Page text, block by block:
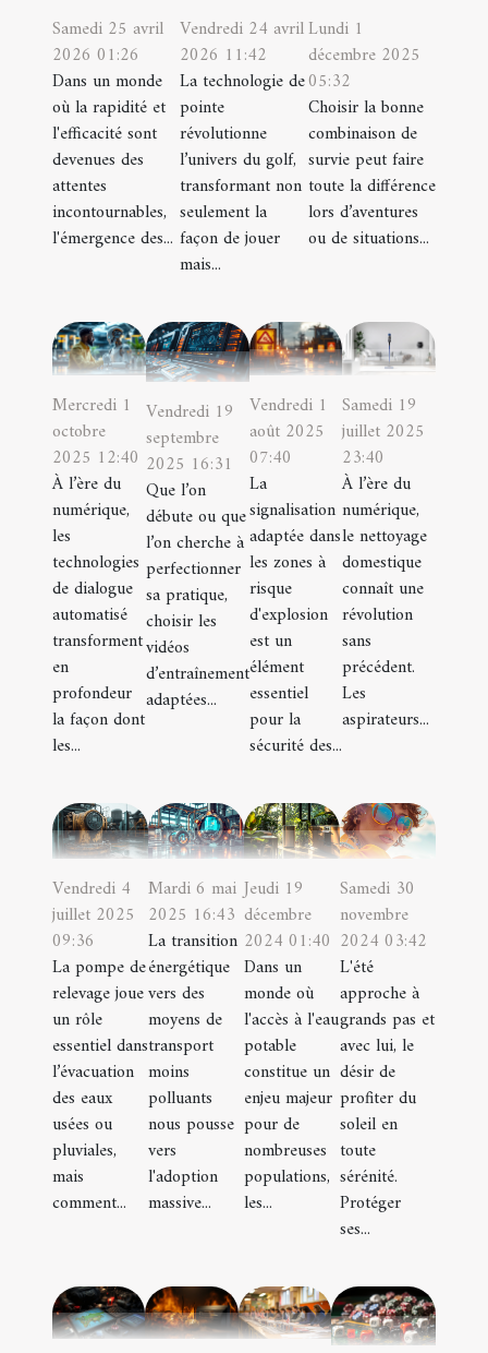
Samedi 25 avril
2026 01:26
Dans un monde
où la rapidité et
l'efficacité sont
devenues des
attentes
incontournables,
l'émergence des...
Vendredi 24 avril
2026 11:42
La technologie de
pointe
révolutionne
l’univers du golf,
transformant non
seulement la
façon de jouer
mais...
Lundi 1
décembre 2025
05:32
Choisir la bonne
combinaison de
survie peut faire
toute la différence
lors d’aventures
ou de situations...
Mercredi 1
octobre
2025 12:40
À l’ère du
numérique,
les
technologies
de dialogue
automatisé
transforment
en
profondeur
la façon dont
les...
Vendredi 19
septembre
2025 16:31
Que l’on
débute ou que
l’on cherche à
perfectionner
sa pratique,
choisir les
vidéos
d’entraînement
adaptées...
Vendredi 1
août 2025
07:40
La
signalisation
adaptée dans
les zones à
risque
d'explosion
est un
élément
essentiel
pour la
sécurité des...
Samedi 19
juillet 2025
23:40
À l’ère du
numérique,
le nettoyage
domestique
connaît une
révolution
sans
précédent.
Les
aspirateurs...
Vendredi 4
juillet 2025
09:36
La pompe de
relevage joue
un rôle
essentiel dans
l’évacuation
des eaux
usées ou
pluviales,
mais
comment...
Mardi 6 mai
2025 16:43
La transition
énergétique
vers des
moyens de
transport
moins
polluants
nous pousse
vers
l'adoption
massive...
Jeudi 19
décembre
2024 01:40
Dans un
monde où
l'accès à l'eau
potable
constitue un
enjeu majeur
pour de
nombreuses
populations,
les...
Samedi 30
novembre
2024 03:42
L'été
approche à
grands pas et
avec lui, le
désir de
profiter du
soleil en
toute
sérénité.
Protéger
ses...